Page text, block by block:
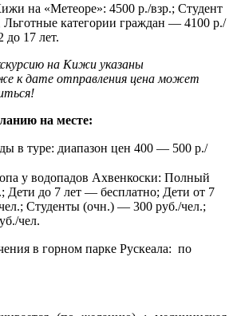
на «Метеоре»: 4500 р./взр.; Студент
Льготные категории граждан — 4100 р./
до 17 лет.
на Кижи указаны
к дате отправления цена может
на месте:
в туре: диапазон цен 400 — 500 р./
у водопадов Ахвенкоски: Полный
Дети до 7 лет — бесплатно; Дети от 7
Студенты (очн.) — 300 руб./чел.;
чел.
в горном парке Рускеала: по